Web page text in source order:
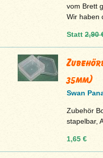
vom Brett
Wir haben
Statt2,90
35mm)
Swan
Zubehör
stapelbar,
1,65 €